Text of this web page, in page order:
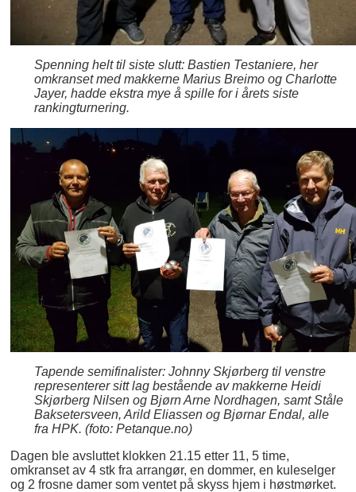
Spenning helt til siste slutt: Bastien Testaniere, her
omkranset med makkerne Marius Breimo og Charlotte
Jayer, hadde ekstra mye å spille for i årets siste
rankingturnering.
Tapende semifinalister: Johnny Skjørberg til venstre
representerer sitt lag bestående av makkerne Heidi
Skjørberg Nilsen og Bjørn Arne Nordhagen, samt Ståle
Baksetersveen, Arild Eliassen og Bjørnar Endal, alle
fra HPK. (foto: Petanque.no)
Dagen ble avsluttet klokken 21.15 etter 11, 5 time,
omkranset av 4 stk fra arrangør, en dommer, en kuleselger
og 2 frosne damer som ventet på skyss hjem i høstmørket.